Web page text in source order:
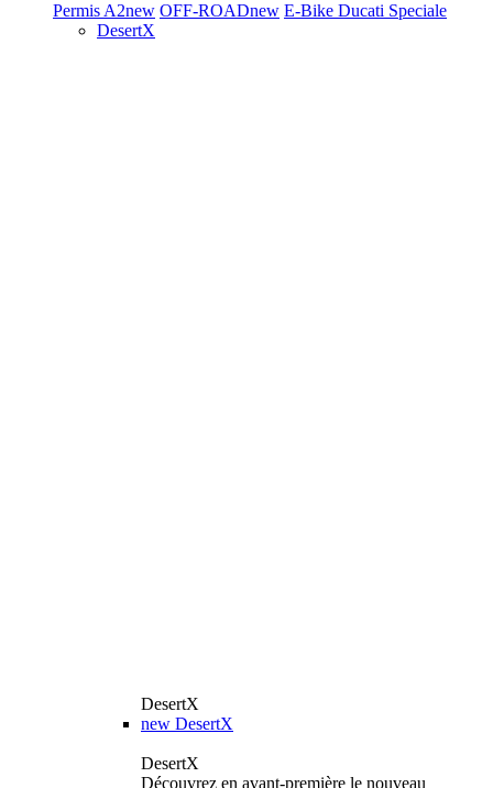
Permis A2new OFF-ROADnew E-Bike Ducati Speciale
DesertX
DesertX
new DesertX
DesertX
Découvrez en avant-première le nouveau